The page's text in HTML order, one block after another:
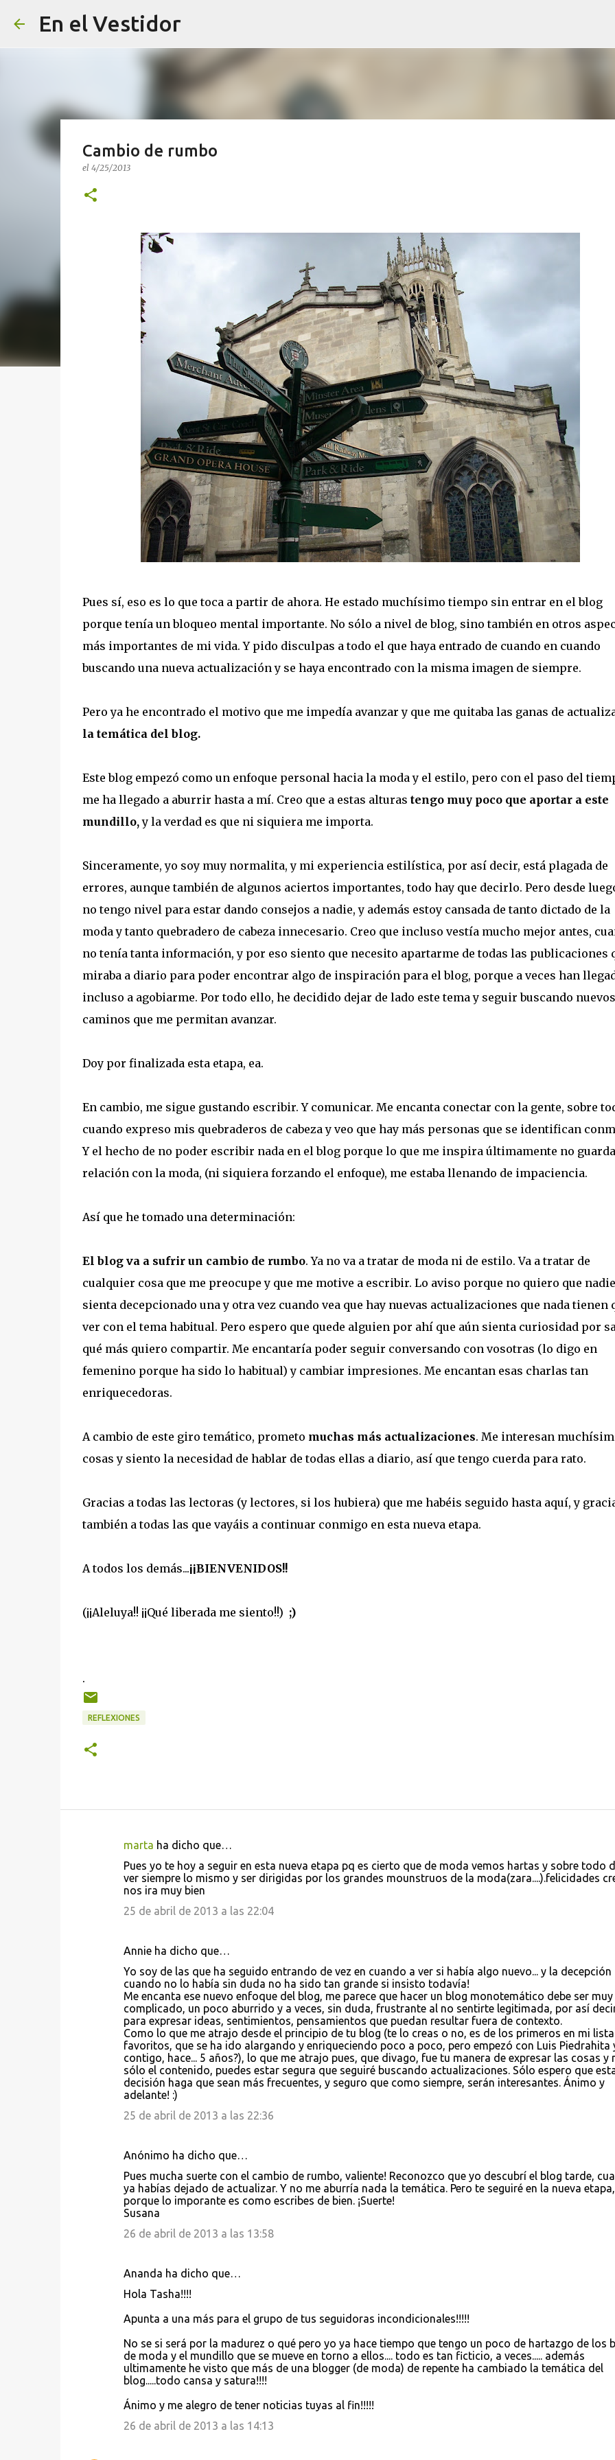
En el Vestidor
Cambio de rumbo
el 4/25/2013
Pues sí, eso es lo que toca a partir de ahora. He estado muchísimo tiempo sin entrar en el blog
porque tenía un bloqueo mental importante. No sólo a nivel de blog, sino también en otros
más importantes de mi vida. Y pido disculpas a todo el que haya entrado de cuando en cuando
buscando una nueva actualización y se haya encontrado con la misma imagen de siempre.
Pero ya he encontrado el motivo que me impedía avanzar y que me quitaba las ganas de
la temática del blog.
Este blog empezó como un enfoque personal hacia la moda y el estilo, pero con el paso del
me ha llegado a aburrir hasta a mí. Creo que a estas alturas tengo muy poco que aportar a este
mundillo,y la verdad es que ni siquiera me importa.
Sinceramente, yo soy muy normalita, y mi experiencia estilística, por así decir, está plagada de
errores, aunque también de algunos aciertos importantes, todo hay que decirlo. Pero desde
no tengo nivel para estar dando consejos a nadie, y además estoy cansada de tanto dictado de la
moda y tanto quebradero de cabeza innecesario. Creo que incluso vestía mucho mejor antes,
no tenía tanta información, y por eso siento que necesito apartarme de todas las publicaciones
miraba a diario para poder encontrar algo de inspiración para el blog, porque a veces han
incluso a agobiarme. Por todo ello, he decidido dejar de lado este tema y seguir buscando nuevos
caminos que me permitan avanzar.
Doy por finalizada esta etapa, ea.
En cambio, me sigue gustando escribir. Y comunicar. Me encanta conectar con la gente, sobre
cuando expreso mis quebraderos de cabeza y veo que hay más personas que se identifican
Y el hecho de no poder escribir nada en el blog porque lo que me inspira últimamente no guarda
relación con la moda, (ni siquiera forzando el enfoque), me estaba llenando de impaciencia.
Así que he tomado una determinación:
El blog va a sufrir un cambio de rumbo. Ya no va a tratar de moda ni de estilo. Va a tratar de
cualquier cosa que me preocupe y que me motive a escribir. Lo aviso porque no quiero que
sienta decepcionado una y otra vez cuando vea que hay nuevas actualizaciones que nada tienen
ver con el tema habitual. Pero espero que quede alguien por ahí que aún sienta curiosidad por
qué más quiero compartir. Me encantaría poder seguir conversando con vosotras (lo digo en
femenino porque ha sido lo habitual) y cambiar impresiones. Me encantan esas charlas tan
enriquecedoras.
A cambio de este giro temático, prometo muchas más actualizaciones. Me interesan
cosas y siento la necesidad de hablar de todas ellas a diario, así que tengo cuerda para rato.
Gracias a todas las lectoras (y lectores, si los hubiera) que me habéis seguido hasta aquí, y
también a todas las que vayáis a continuar conmigo en esta nueva etapa.
A todos los demás...¡¡BIENVENIDOS!!
(¡¡Aleluya!! ¡¡Qué liberada me siento!!) ;)
.
REFLEXIONES
marta ha dicho que…
Pues yo te hoy a seguir en esta nueva etapa pq es cierto que de moda vemos hartas y sobre todo
ver siempre lo mismo y ser dirigidas por los grandes mounstruos de la moda(zara....).felicidades
nos ira muy bien
25 de abril de 2013 a las 22:04
Annie ha dicho que…
Yo soy de las que ha seguido entrando de vez en cuando a ver si había algo nuevo... y la decepción
cuando no lo había sin duda no ha sido tan grande si insisto todavía!
Me encanta ese nuevo enfoque del blog, me parece que hacer un blog monotemático debe ser muy
complicado, un poco aburrido y a veces, sin duda, frustrante al no sentirte legitimada, por así
para expresar ideas, sentimientos, pensamientos que puedan resultar fuera de contexto.
Como lo que me atrajo desde el principio de tu blog (te lo creas o no, es de los primeros en mi
favoritos, que se ha ido alargando y enriqueciendo poco a poco, pero empezó con Luis Piedrahita
contigo, hace... 5 años?), lo que me atrajo pues, que divago, fue tu manera de expresar las cosas y
sólo el contenido, puedes estar segura que seguiré buscando actualizaciones. Sólo espero que
decisión haga que sean más frecuentes, y seguro que como siempre, serán interesantes. Ánimo y
adelante! :)
25 de abril de 2013 a las 22:36
Anónimo ha dicho que…
Pues mucha suerte con el cambio de rumbo, valiente! Reconozco que yo descubrí el blog tarde,
ya habías dejado de actualizar. Y no me aburría nada la temática. Pero te seguiré en la nueva etapa,
porque lo imporante es como escribes de bien. ¡Suerte!
Susana
26 de abril de 2013 a las 13:58
Ananda ha dicho que…
Hola Tasha!!!!
Apunta a una más para el grupo de tus seguidoras incondicionales!!!!!
No se si será por la madurez o qué pero yo ya hace tiempo que tengo un poco de hartazgo de los
de moda y el mundillo que se mueve en torno a ellos.... todo es tan ficticio, a veces..... además
ultimamente he visto que más de una blogger (de moda) de repente ha cambiado la temática del
blog.....todo cansa y satura!!!!
Ánimo y me alegro de tener noticias tuyas al fin!!!!!
26 de abril de 2013 a las 14:13